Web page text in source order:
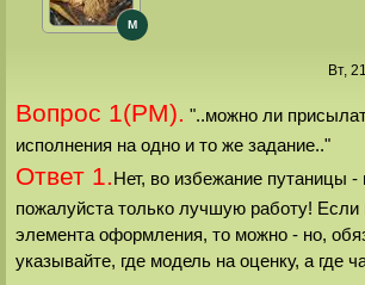
M
Вт,
Вопрос 1(PM). "..можно ли
исполнения на одно и то же задание.."
Ответ 1.Нет, во избежание путаницы -
пожалуйста только лучшую работу! Если
элемента оформления, то можно - но,
указывайте, где модель на оценку, а где